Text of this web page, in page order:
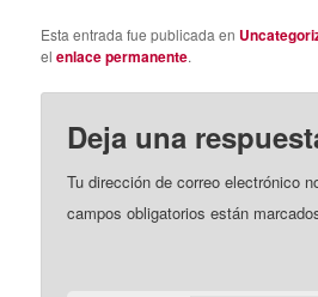
Esta entrada fue publicada en
elenlace permanente.
Deja una
Tu dirección de correo electrónico
campos obligatorios están